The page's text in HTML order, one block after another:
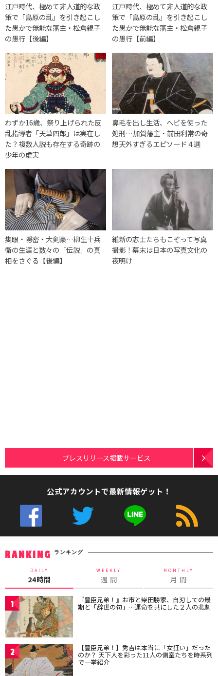
江戸時代、極めて非人道的な政
策で「島原の乱」を引き起こし
た愚かで無能な藩主・松倉親子
の愚行【後編】
江戸時代、極めて非人道的な政
策で「島原の乱」を引き起こし
た愚かで無能な藩主・松倉親子
の愚行【前編】
わずか16歳、祭り上げられた反
乱指導者「天草四郎」は実在し
た？複数人説も存在する奇跡の
少年の虚実
鼻毛を出し生活、ヘビを使った
処刑…加賀藩主・前田利常の奇
想天外すぎるエピソード４選
隻眼・隠密・大剣豪…柳生十兵
衛の生涯と数々の「伝説」の真
相をさぐる【後編】
維新の志士たちもこぞって写真
撮影！幕末は日本の写真文化の
夜明け
プレスリリース掲載サービス
公式アカウントで最新情報ゲット！
RANKING ランキング
DAILY
24時間
WEEKLY
週 間
MONTHLY
月 間
1 『豊臣兄弟！』お市と柴田勝家、自刃しての最
期と「辞世の句」…運命を共にした２人の悲劇
2 【豊臣兄弟！】秀吉は本当に「女狂い」だった
のか？ 天下人を彩った11人の側室たちを時系列
で一挙紹介